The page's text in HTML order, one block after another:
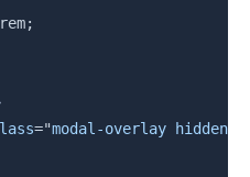
="modal-overlay hidden